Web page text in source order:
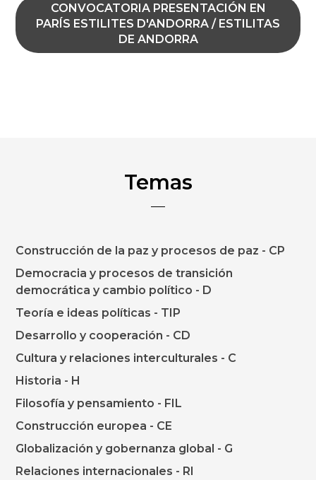
CONVOCATORIA PRESENTACIÓN EN
PARÍS ESTILITES D'ANDORRA / ESTILITAS
DE ANDORRA
Temas
Construcción de la paz y procesos de paz - CP
Democracia y procesos de transición
democrática y cambio político - D
Teoría e ideas políticas - TIP
Desarrollo y cooperación - CD
Cultura y relaciones interculturales - C
Historia - H
Filosofía y pensamiento - FIL
Construcción europea - CE
Globalización y gobernanza global - G
Relaciones internacionales - RI